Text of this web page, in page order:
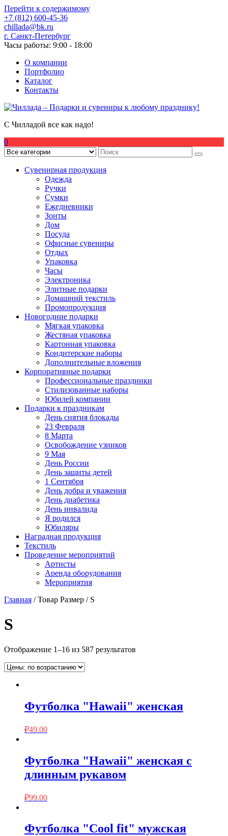
Перейти к содержимому
+7 (812) 600-45-36
chillada@bk.ru
г. Санкт-Петербург
Часы работы: 9:00 - 18:00
О компании
Портфолио
Каталог
Контакты
С Чилладой все как надо!
0
Сувенирная продукция
Одежда
Ручки
Сумки
Ежедневники
Зонты
Дом
Посуда
Офисные сувениры
Отдых
Упаковка
Часы
Электроника
Элитные подарки
Домашний текстиль
Промопродукция
Новогодние подарки
Мягкая упаковка
Жестяная упаковка
Картонная упаковка
Кондитерские наборы
Дополнительные вложения
Корпоративные подарки
Профессиональные праздники
Стилизованные наборы
Юбилей компании
Подарки к праздникам
День снятия блокады
23 Февраля
8 Марта
Освобождение узников
9 Мая
День России
День защиты детей
1 Сентября
День добра и уважения
День диабетика
День инвалида
Я родился
Юбиляры
Наградная продукция
Текстиль
Проведение мероприятий
Артисты
Аренда оборудования
Мероприятия
Главная / Товар Размер / S
S
Отображение 1–16 из 587 результатов
Футболка "Hawaii" женская
₽49.00
Футболка "Hawaii" женская с
длинным рукавом
₽99.00
Футболка "Cool fit" мужская